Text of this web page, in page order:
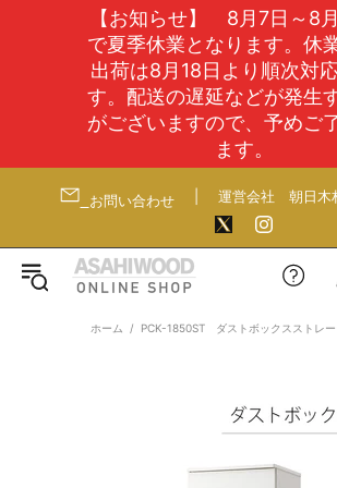
【お知らせ】 8月7日～8
で夏季休業となります。休
出荷は8月18日より順次対
す。配送の遅延などが発生
がございますので、予めご
ます。
お問い合わせ 運営会社 朝日木
ホーム PCK-1850ST ダストボックスストレ